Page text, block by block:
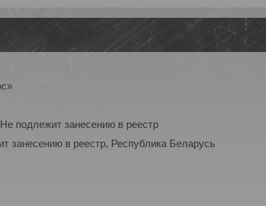
подлежит занесению в реестр
занесению в реестр, Республика Беларусь